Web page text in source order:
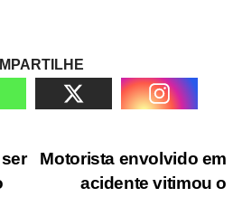
Post
Motorista envolvido em
acidente vitimou o